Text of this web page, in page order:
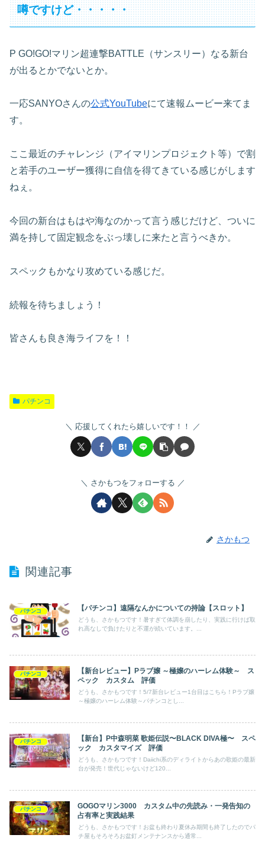
噂ですけど・・・・・
P GO!GO!マリン超連撃BATTLE（サンスリー）なる新台
が出るとかでないとか。
一応SANYOさんの公式YouTubeにて速報ムービー来てま
す。
ここ最近のチャレンジ（アイマリンプロジェクト等）で割
と若手のユーザー獲得に自信を得てきている感じがします
ねぇ。
今回の新台はもはや海なのかって言う感じだけど、ついに
満を持して固定観念をぶっ壊しに来たと言うべきか。
スペックもかなり攻めている感じだ。
続報を待ちましょう！
皆さんも良き海ライフを！！
パチンコ
応援してくれたら嬉しいです！！
さかもつをフォローする
さかもつ
関連記事
パチンコ 【パチンコ】遠隔なんかについての持論【スロット】
どうも、さかもつです！暑すぎて体調を崩したり、実践に行けば取
れ高なしで負けたりと不運が続いています。...
パチンコ
【新台レビュー】Pラブ嬢 ～極嬢のハーレム体験～ ス
ペック カスタム 評価
どうも、さかもつです！5/7新台レビュー1台目はこちら！Pラブ嬢
～極嬢のハーレム体験～パチンコとし...
パチンコ
【新台】P中森明菜 歌姫伝説〜BLACK DIVA極〜 スペ
ック カスタマイズ 評価
どうも、さかもつです！Daiichi系のディライトからあの歌姫の最新
台が発売！世代じゃないけど120...
パチンコ
GOGOマリン3000 カスタム中の先読み・一発告知の
占有率と実践結果
どうも、さかもつです！お盆も終わり夏休み期間も終了したのでパ
チ屋もそろそろお盆釘メンテナンスから通常...